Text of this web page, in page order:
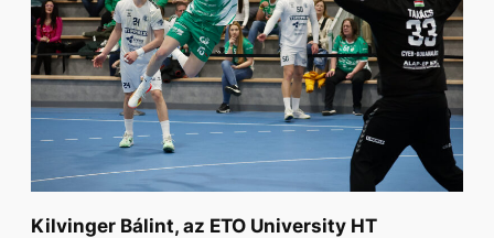
Kilvinger Bálint, az ETO University HT